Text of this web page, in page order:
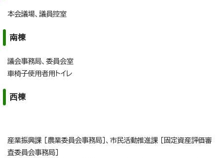
本会議場、議員控室
南棟
議会事務局、委員会室
車椅子使用者用トイレ
西棟
産業振興課 ［農業委員会事務局］、市民活動推進課 ［固定資産評価審
査委員会事務局］